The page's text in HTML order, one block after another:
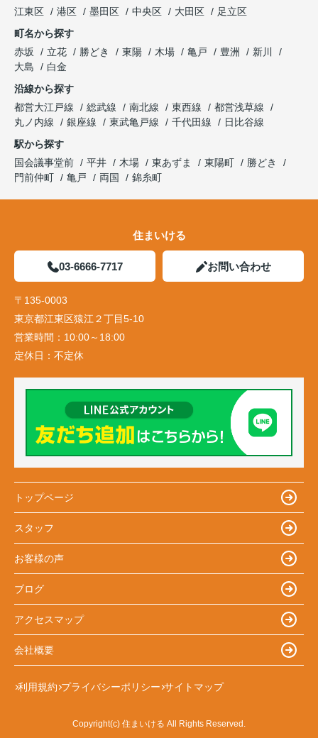
江東区
港区 墨田区 中央区 大田区
足立区
町名から探す
赤坂
立花 勝どき 東陽 木場 亀戸 豊洲
新川
大島
白金
沿線から探す
都営大江戸線
総武線 南北線 東西線
都営浅草線
丸ノ内線
銀座線 東武亀戸線 千代田線
日比谷線
駅から探す
国会議事堂前
平井 木場 東あずま 東陽町
勝どき
門前仲町
亀戸 両国 錦糸町
住まいける
03-6666-7717 お問い合わせ
〒135-0003
東京都江東区猿江２丁目5-10
営業時間： 10:00～18:00
定休日： 不定休
トップページ
スタッフ
お客様の声
ブログ
アクセスマップ
会社概要
利用規約 プライバシーポリシー サイトマップ
Copyright(c) 住まいける All Rights Reserved.